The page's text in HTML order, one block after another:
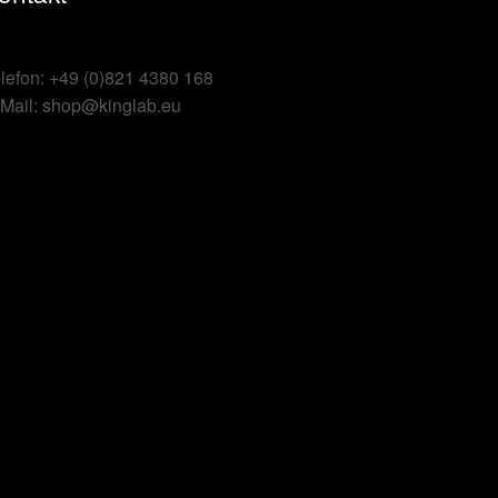
+49 (0)821 4380 168
shop@kinglab.eu